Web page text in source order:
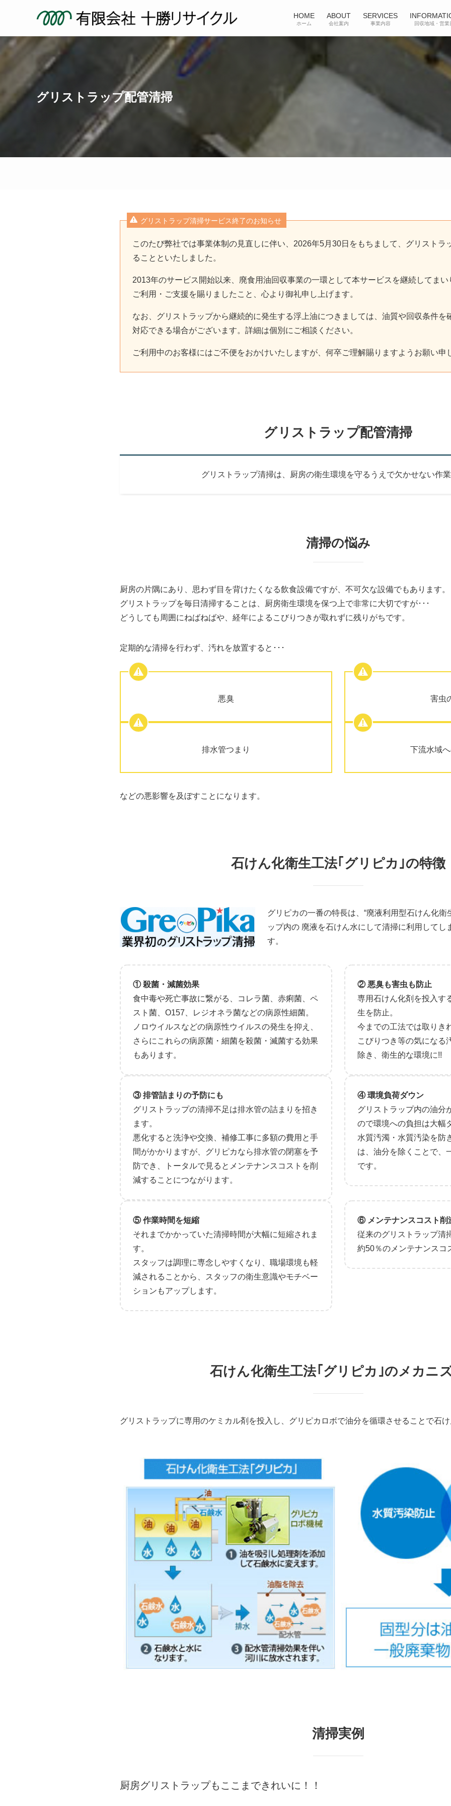
HOME
ホーム
ABOUT
会社案内
SERVICES
事業内容 回収地域・営業
グリストラップ配管清掃
グリストラップ清掃サービス終了のお知らせ
このたび弊社では事業体制の見直しに伴い、2026年5月30日をもちまして、グリストラ
ることといたしました。
2013年のサービス開始以来、廃食用油回収事業の一環として本サービスを継続してま
ご利用・ご支援を賜りましたこと、心より御礼申し上げます。
なお、グリストラップから継続的に発生する浮上油につきましては、油質や回収条件を
対応できる場合がございます。詳細は個別にご相談ください。
ご利用中のお客様にはご不便をおかけいたしますが、何卒ご理解賜りますようお願い申
グリストラップ配管清掃
グリストラップ清掃は、厨房の衛生環境を守るうえで欠かせない作
清掃の悩み
厨房の片隅にあり、思わず目を背けたくなる飲食設備ですが、不可欠な設備でもあります。
グリストラップを毎日清掃することは、厨房衛生環境を保つ上で非常に大切ですが･･･
どうしても周囲にねばねばや、経年によるこびりつきが取れずに残りがちです。
定期的な清掃を行わず、汚れを放置すると･･･
悪臭 害虫
排水管つまり 下流水域
などの悪影響を及ぼすことになります。
石けん化衛生工法｢グリピカ｣の特徴
グリピカの一番の特長は、“廃液利用型石けん化衛
ップ内の 廃液を石けん水にして清掃に利用してし
す。
① 殺菌・減菌効果
食中毒や死亡事故に繋がる、コレラ菌、赤痢菌、ペ
スト菌、O157、レジオネラ菌などの病原性細菌。
ノロウイルスなどの病原性ウイルスの発生を抑え、
さらにこれらの病原菌・細菌を殺菌・滅菌する効果
もあります。
② 悪臭も害虫も防止
専用石けん化剤を投入す
生を防止。
今までの工法では取りき
こびりつき等の気になる
除き、衛生的な環境に!!
③ 排管詰まりの予防にも
グリストラップの清掃不足は排水管の詰まりを招き
ます。
悪化すると洗浄や交換、補修工事に多額の費用と手
間がかかりますが、グリピカなら排水管の閉塞を予
防でき、トータルで見るとメンテナンスコストを削
減することにつながります。
④ 環境負荷ダウン
グリストラップ内の油分
ので環境への負担は大幅
水質汚濁・水質汚染を防
は、油分を除くことで、
です。
⑤ 作業時間を短縮
それまでかかっていた清掃時間が大幅に短縮されま
す。
スタッフは調理に専念しやすくなり、職場環境も軽
減されることから、スタッフの衛生意識やモチベー
ションもアップします。
⑥ メンテナンスコスト削
従来のグリストラップ清
約50％のメンテナンスコ
石けん化衛生工法｢グリピカ｣のメカニ
グリストラップに専用のケミカル剤を投入し、グリピカロボで油分を循環させることで石
清掃実例
厨房グリストラップもここまできれいに！！